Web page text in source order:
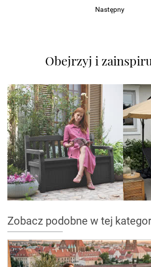
Następny
Obejrzyj i
Zobacz podobne w tej